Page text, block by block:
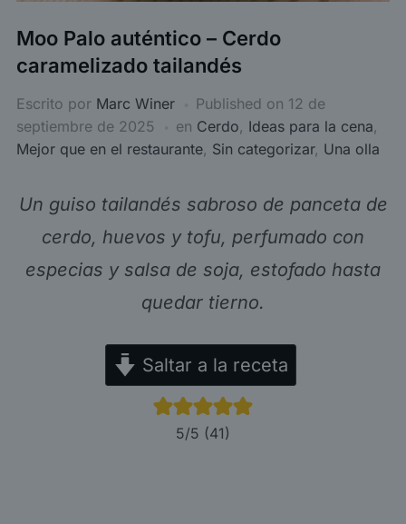
Moo Palo auténtico – Cerdo
caramelizado tailandés
Escrito por Marc Winer Published on 12 de
septiembre de 2025
en Cerdo, Ideas para la cena,
Mejor que en el restaurante, Sin categorizar, Una olla
Un guiso tailandés sabroso de panceta de
cerdo, huevos y tofu, perfumado con
especias y salsa de soja, estofado hasta
quedar tierno.
Saltar a la receta
5/5 (41)